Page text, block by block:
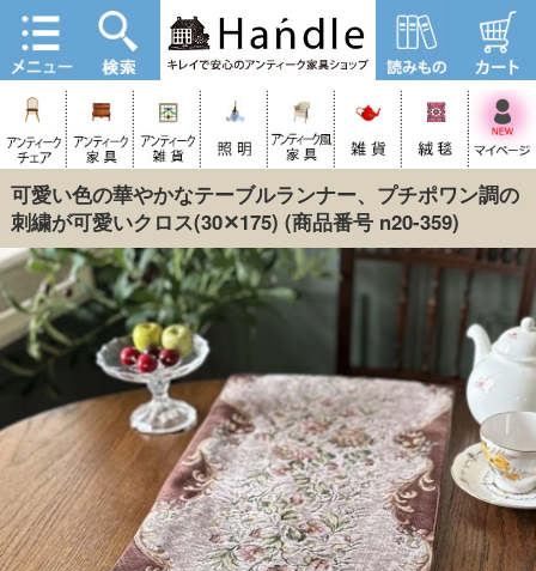
可愛い色の華やかなテーブルランナー、プチポワン調の
刺繍が可愛いクロス(30✕175) (商品番号 n20-359)